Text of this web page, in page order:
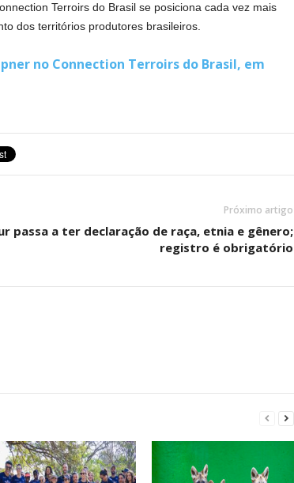
Terroirs do Brasil se posiciona cada vez mais
dos territórios produtores brasileiros.
no Connection Terroirs do Brasil, em
Próximo artigo
passa a ter declaração de raça, etnia e gênero;
registro é obrigatório